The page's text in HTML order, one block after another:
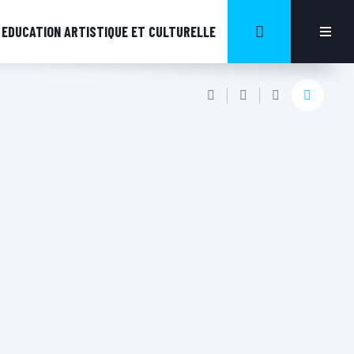
EDUCATION ARTISTIQUE ET CULTURELLE